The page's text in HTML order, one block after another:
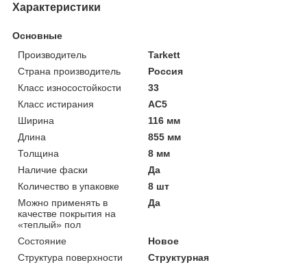
Характеристики
Основные
Производитель
Tarkett
Страна производитель
Россия
Класс износостойкости
33
Класс истирания
АС5
Ширина
116 мм
Длина
855 мм
Толщина
8 мм
Наличие фаски
Да
Количество в упаковке
8 шт
Можно применять в
качестве покрытия на
«теплый» пол
Да
Состояние
Новое
Структура поверхности
Структурная